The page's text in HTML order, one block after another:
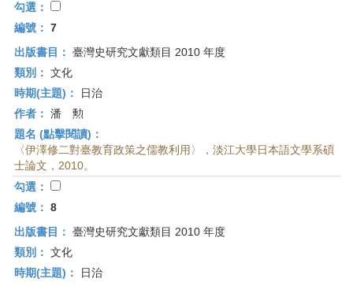
勾選：
編號： 7
出版書目： 臺灣史研究文獻類目 2010 年度
類別： 文化
時期(主題)：
日治
作者： 潘 勲
題名 (點擊閱讀)：
〈伊澤修二對臺教育政策之儒教利用〉，淡江大學日本語文學系碩
士論文，2010。
勾選：
編號： 8
出版書目： 臺灣史研究文獻類目 2010 年度
類別： 文化
時期(主題)：
日治